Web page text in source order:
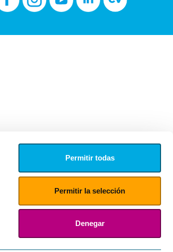
Permitir todas
Permitir la selección
Denegar